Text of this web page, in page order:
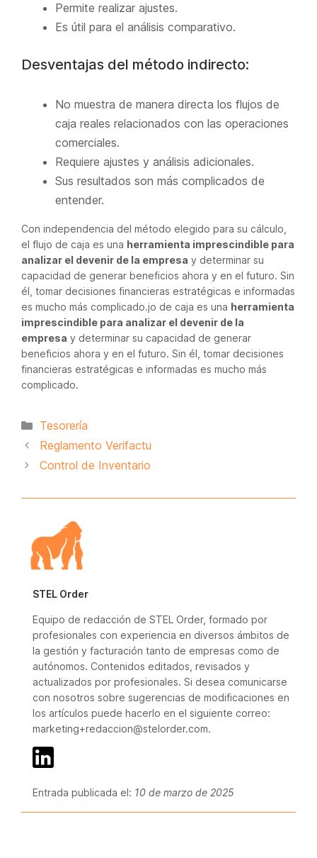
Permite realizar ajustes.
Es útil para el análisis comparativo.
Desventajas del método indirecto:
No muestra de manera directa los flujos de
caja reales relacionados con las operaciones
comerciales.
Requiere ajustes y análisis adicionales.
Sus resultados son más complicados de
entender.
Con independencia del método elegido para su cálculo,
el flujo de caja es una herramienta imprescindible para
analizar el devenir de la empresa y determinar su
capacidad de generar beneficios ahora y en el futuro. Sin
él, tomar decisiones financieras estratégicas e informadas
es mucho más complicado.jo de caja es una herramienta
imprescindible para analizar el devenir de la
empresa y determinar su capacidad de generar
beneficios ahora y en el futuro. Sin él, tomar decisiones
financieras estratégicas e informadas es mucho más
complicado.
Categorías
Tesorería
Reglamento Verifactu
Control de Inventario
STEL Order
Equipo de redacción de STEL Order, formado por
profesionales con experiencia en diversos ámbitos de
la gestión y facturación tanto de empresas como de
autónomos. Contenidos editados, revisados y
actualizados por profesionales. Si desea comunicarse
con nosotros sobre sugerencias de modificaciones en
los artículos puede hacerlo en el siguiente correo:
marketing+redaccion@stelorder.com.
Entrada publicada el: 10 de marzo de 2025